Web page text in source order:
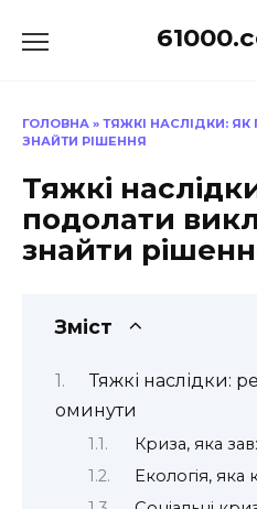
до
ГОЛОВНА » ТЯЖКІ НАСЛІДКИ:
ЗНАЙТИ РІШЕННЯ
Тяжкі
подолати
знайти
Зміст
Тяжкі наслідки:
оминути
Криза, яка
Екологія, яка